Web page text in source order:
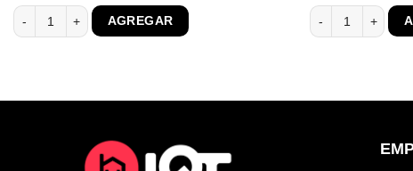
original
era:
$ 22.900.
es:
$ 14.885.
Sommier Somier 2 Plazas Espuma Alta Densidad Excelsior 1.40
AGREGAR
original
era:
$ 4.290.$
Respaldo Somier
05D cantidad